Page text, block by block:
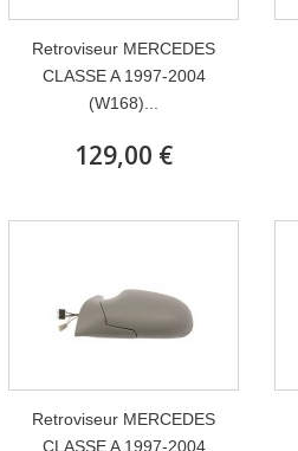
Retroviseur MERCEDES
CLASSE A 1997-2004
(W168)...
129,00 €
Retroviseur MERCEDES
CLASSE A 1997-2004